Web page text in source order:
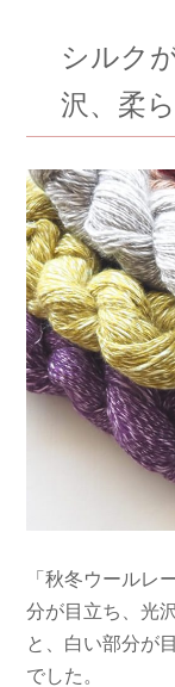
シルク
沢、柔
「秋冬ウールレ
分が目立ち、光
と、白い部分が
でした。